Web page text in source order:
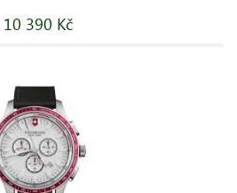
10 390 Kč